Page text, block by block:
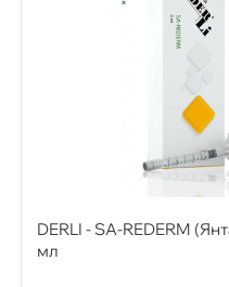
DERLI - SA-REDERM
мл